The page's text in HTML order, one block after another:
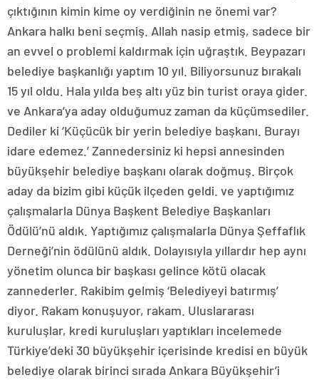
çıktığının kimin kime oy verdiğinin ne önemi var?
Ankara halkı beni seçmiş. Allah nasip etmiş, sadece bir
an evvel o problemi kaldırmak için uğraştık. Beypazarı
belediye başkanlığı yaptım 10 yıl. Biliyorsunuz bırakalı
15 yıl oldu. Hala yılda beş altı yüz bin turist oraya gider.
ve Ankara’ya aday olduğumuz zaman da küçümsediler.
Dediler ki ‘Küçücük bir yerin belediye başkanı. Burayı
idare edemez.’ Zannedersiniz ki hepsi annesinden
büyükşehir belediye başkanı olarak doğmuş. Birçok
aday da bizim gibi küçük ilçeden geldi. ve yaptığımız
çalışmalarla Dünya Başkent Belediye Başkanları
Ödülü’nü aldık. Yaptığımız çalışmalarla Dünya Şeffaflık
Derneği’nin ödülünü aldık. Dolayısıyla yıllardır hep aynı
yönetim olunca bir başkası gelince kötü olacak
zannederler. Rakibim gelmiş ‘Belediyeyi batırmış’
diyor. Rakam konuşuyor, rakam. Uluslararası
kuruluşlar, kredi kuruluşları yaptıkları incelemede
Türkiye’deki 30 büyükşehir içerisinde kredisi en büyük
belediye olarak birinci sırada Ankara Büyükşehir’i